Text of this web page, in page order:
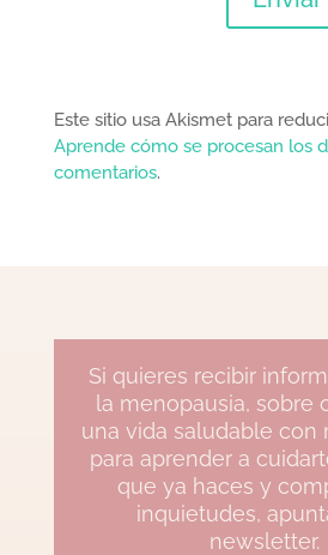
Este sitio usa Akismet para
Aprende cómo se procesan los
comentarios.
Si quieres recibir
la menopausia, sobre
una vida saludable con
para aprender a
que ya haces y
inquietudes,
newsletter.